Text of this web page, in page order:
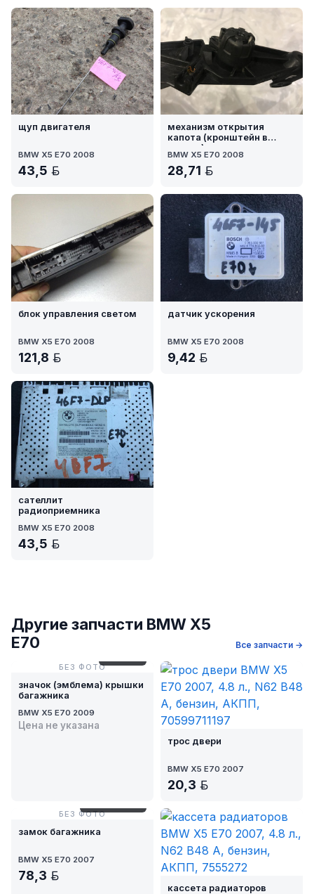
щуп двигателя
BMW X5 E70 2008
43,5
механизм открытия
капота (кронштейн в
салоне)
BMW X5 E70 2008
28,71
блок управления светом
BMW X5 E70 2008
121,8
датчик ускорения
BMW X5 E70 2008
9,42
сателлит
радиоприемника
BMW X5 E70 2008
43,5
Другие запчасти BMW X5
E70
Все запчасти →
БЕЗ ФОТО
значок (эмблема) крышки
багажника
BMW X5 E70 2009
Цена не указана
трос двери
BMW X5 E70 2007
20,3
БЕЗ ФОТО
замок багажника
BMW X5 E70 2007
78,3
кассета радиаторов